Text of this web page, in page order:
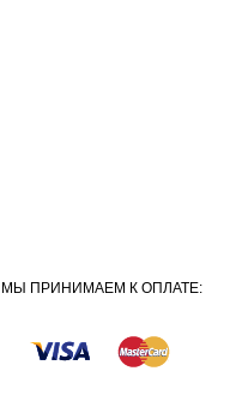
МЫ ПРИНИМАЕМ К ОПЛАТЕ: